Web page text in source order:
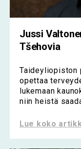
Jussi
Tšehovia
Taideyliopiston
opettaa
lukemaan
niin heistä
Lue koko